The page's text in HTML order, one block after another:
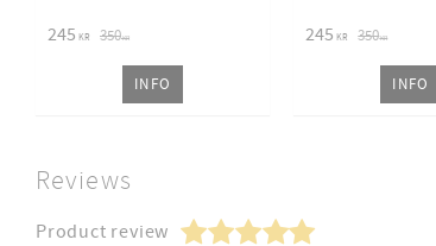
Reviews
Product review
245 KR 350KR
INFO
245 KR 350KR
INFO